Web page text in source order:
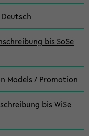
bis SoSe
Models / Promotion
bis WiSe